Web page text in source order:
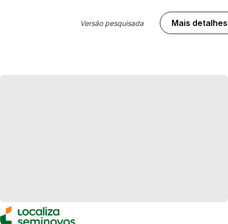
Versão pesquisada Mais detalhes